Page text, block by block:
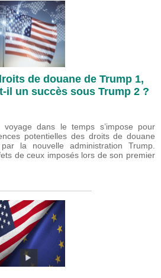
de douane de Trump 1,
il un succès sous Trump 2 ?
dans le temps s’impose pour
potentielles des droits de douane
la nouvelle administration Trump.
de ceux imposés lors de son premier